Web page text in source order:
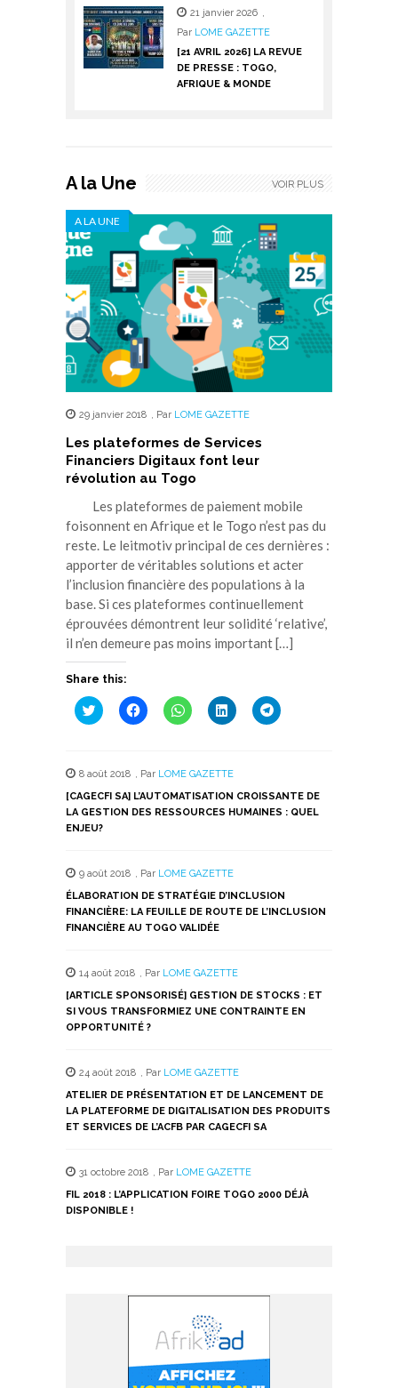
21 janvier 2026
Par LOME GAZETTE
[21 AVRIL 2026] LA REVUE
DE PRESSE : TOGO,
AFRIQUE & MONDE
A la Une
A LA UNE
29 janvier 2018 Par LOME GAZETTE
Les plateformes de Services
Financiers Digitaux font leur
révolution au Togo
Les plateformes de paiement mobile
foisonnent en Afrique et le Togo n’est pas du
reste. Le leitmotiv principal de ces dernières :
apporter de véritables solutions et acter
l’inclusion financière des populations à la
base. Si ces plateformes continuellement
éprouvées démontrent leur solidité ‘relative’,
il n’en demeure pas moins important […]
Share this:
Cliquez
pour
une
fenêtre)
Cliquez
pour
une
fenêtre)
Cliquez
pour
une
fenêtre)
Cliquez
pour
une
fenêtre)
Cliquez
pour
fenêtre)
8 août 2018 Par LOME GAZETTE
[CAGECFI SA] L’AUTOMATISATION CROISSANTE DE
LA GESTION DES RESSOURCES HUMAINES : QUEL
ENJEU?
9 août 2018 Par LOME GAZETTE
ÉLABORATION DE STRATÉGIE D’INCLUSION
FINANCIÈRE: LA FEUILLE DE ROUTE DE L’INCLUSION
FINANCIÈRE AU TOGO VALIDÉE
14 août 2018 Par LOME GAZETTE
[ARTICLE SPONSORISÉ] GESTION DE STOCKS : ET
SI VOUS TRANSFORMIEZ UNE CONTRAINTE EN
OPPORTUNITÉ ?
24 août 2018 Par LOME GAZETTE
ATELIER DE PRÉSENTATION ET DE LANCEMENT DE
LA PLATEFORME DE DIGITALISATION DES PRODUITS
ET SERVICES DE L’ACFB PAR CAGECFI SA
31 octobre 2018 Par LOME GAZETTE
FIL 2018 : L’APPLICATION FOIRE TOGO 2000 DÉJÀ
DISPONIBLE !
VOIR PLUS